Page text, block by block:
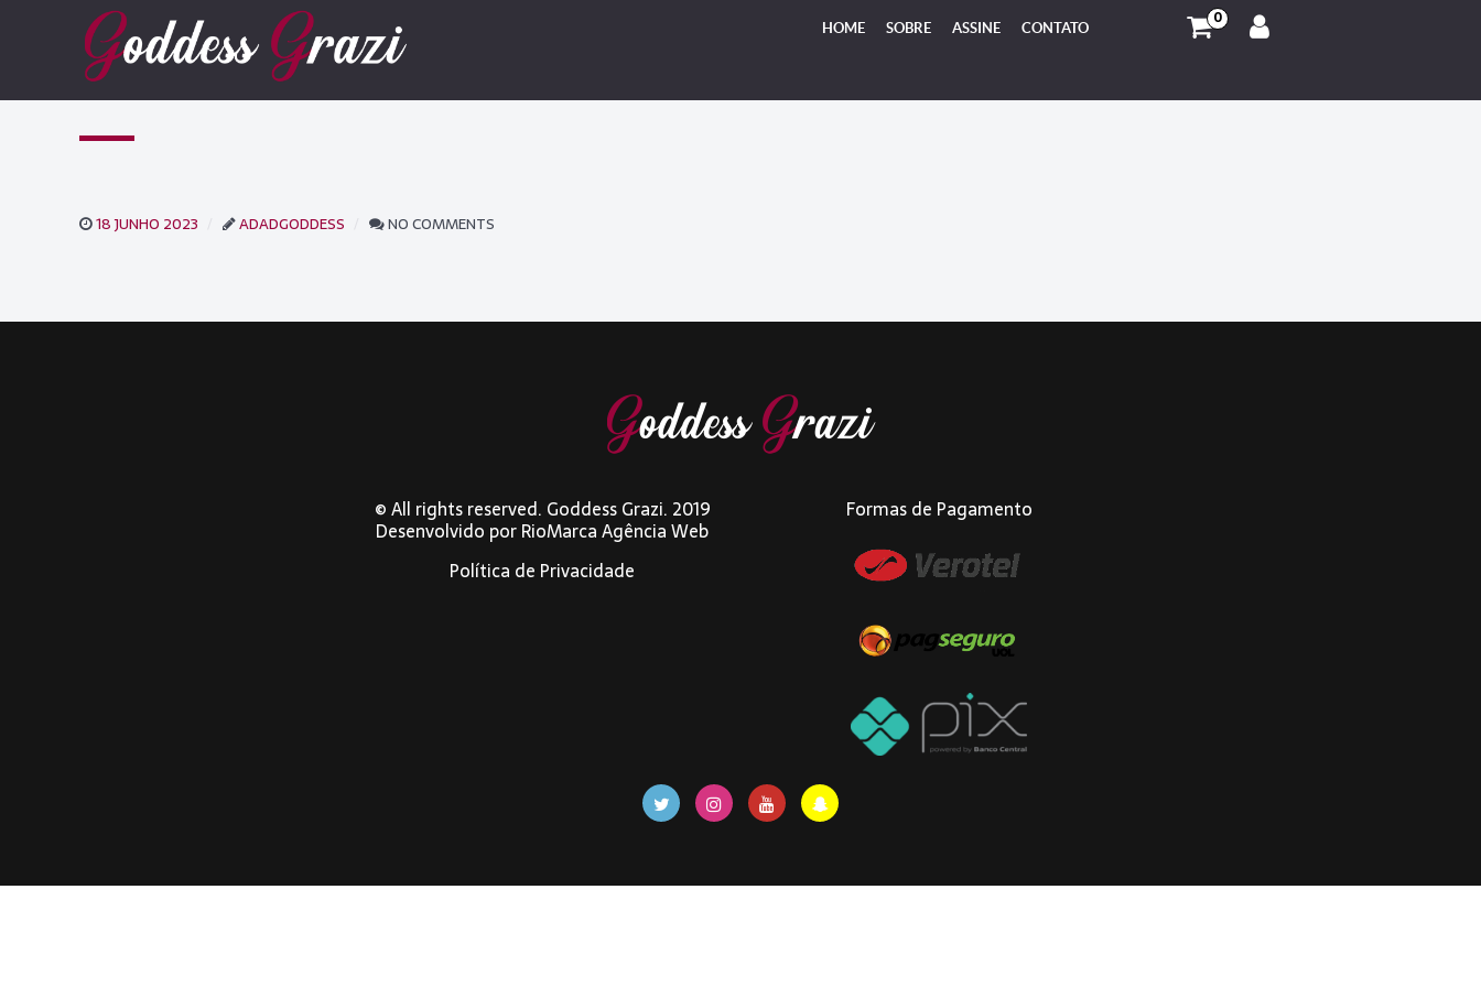
HOME SOBRE ASSINE CONTATO 0
18 JUNHO 2023 ADADGODDESS NO COMMENTS
© All rights reserved. Goddess Grazi. 2019
Desenvolvido porRioMarca Agência Web
Política de Privacidade
Formas de Pagamento